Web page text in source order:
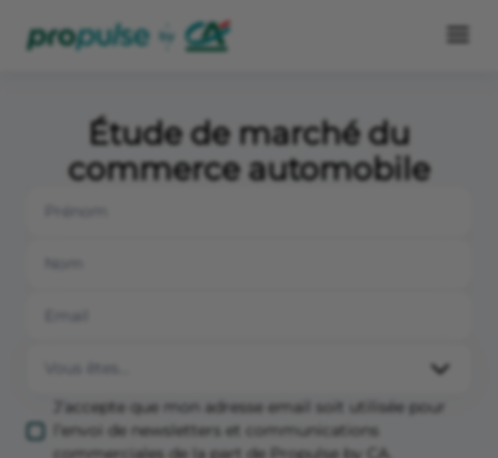
Étude de marché du
commerce automobile
J’accepte que mon adresse email soit utilisée pour
l’envoi de newsletters et communications
commerciales de la part de Propulse by CA.